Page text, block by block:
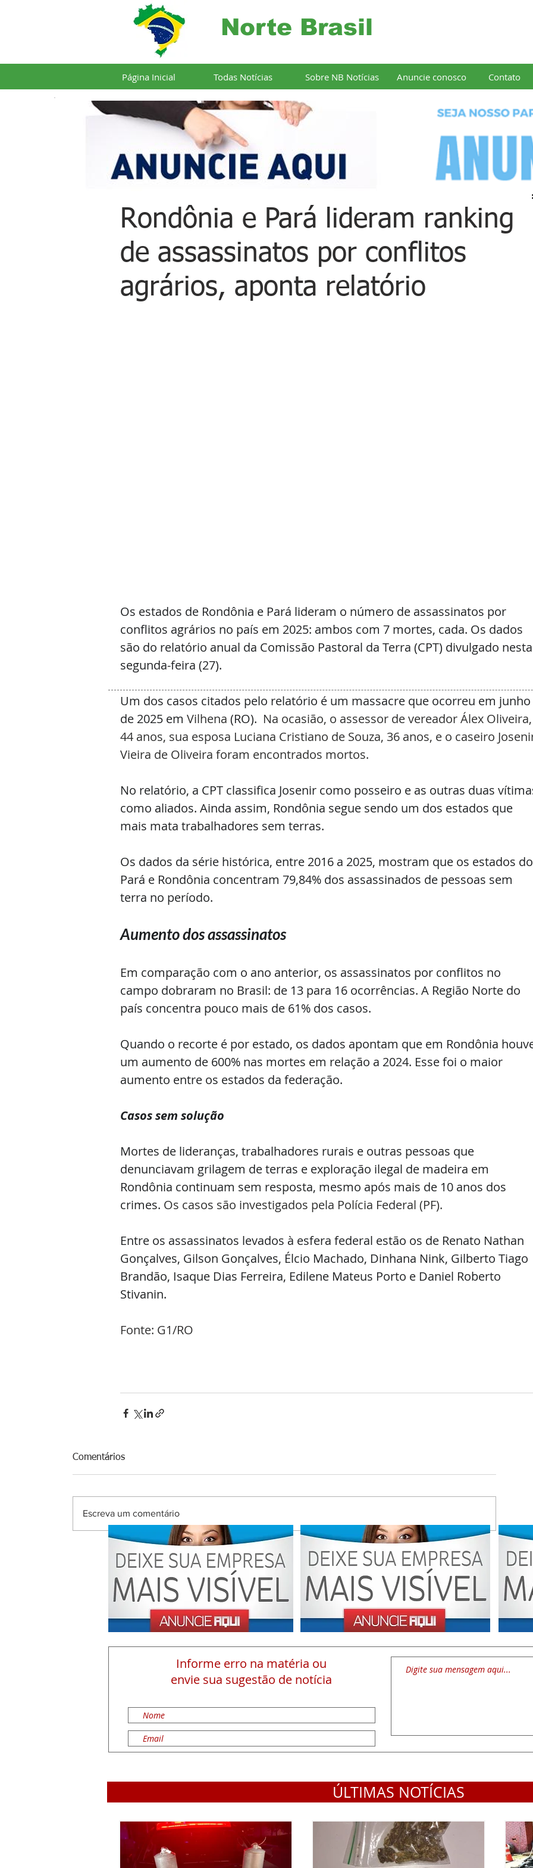
Norte Brasil
Página Inicial Todas Notícias Sobre NB Notícias Anuncie conosco Contato
Rondônia e Pará lideram ranking
de assassinatos por conflitos
agrários, aponta relatório
Os estados de Rondônia e Pará lideram o número de assassinatos por
conflitos agrários no país em 2025: ambos com 7 mortes, cada. Os dados
são do relatório anual da Comissão Pastoral da Terra (CPT) divulgado nesta
segunda-feira (27).
Um dos casos citados pelo relatório é um massacre que ocorreu em junho
de 2025 em Vilhena (RO).
  Na ocasião, o assessor de vereador Álex Oliveira,
44 anos, sua esposa Luciana Cristiano de Souza, 36 anos, e o caseiro
Vieira de Oliveira foram encontrados mortos.
No relatório, a CPT classifica Josenir como posseiro e as outras duas
como aliados. Ainda assim, Rondônia segue sendo um dos estados que
mais mata trabalhadores sem terras.
Os dados da série histórica, entre 2016 a 2025, mostram que os estados do
Pará e Rondônia concentram 79,84% dos assassinados de pessoas sem
terra no período.
Aumento dos assassinatos
Em comparação com o ano anterior, os assassinatos por conflitos no
campo dobraram no Brasil: de 13 para 16 ocorrências. A Região Norte do
país concentra pouco mais de 61% dos casos.
Quando o recorte é por estado, os dados apontam que em Rondônia
um aumento de 600% nas mortes em relação a 2024. Esse foi o maior
aumento entre os estados da federação.
Casos sem solução
Mortes de lideranças, trabalhadores rurais e outras pessoas que
denunciavam grilagem de terras e exploração ilegal de madeira em
Rondônia continuam sem resposta, mesmo após mais de 10 anos dos
crimes. Os casos são investigados pela Polícia Federal (PF).
Entre os assassinatos levados à esfera federal estão os de Renato Nathan
Gonçalves, Gilson Gonçalves, Élcio Machado, Dinhana Nink, Gilberto Tiago
Brandão, Isaque Dias Ferreira, Edilene Mateus Porto e Daniel Roberto
Stivanin.
Fonte: G1/RO
Comentários
Escreva um comentário
Informe erro na matéria ou
envie sua sugestão de notícia
ÚLTIMAS NOTÍCIAS